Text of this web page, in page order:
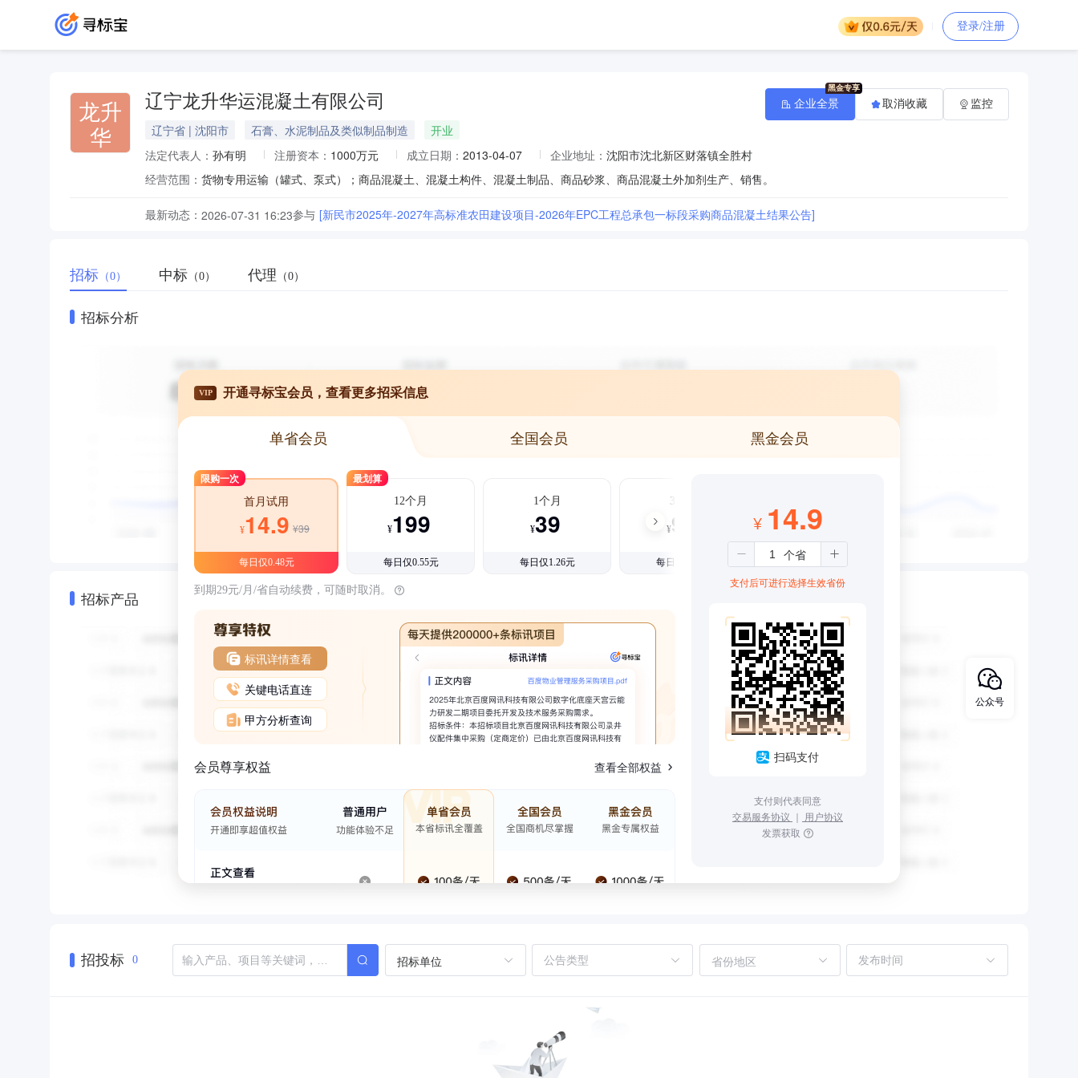
登录/注册
龙升
华
辽宁龙升华运混凝土有限公司
辽宁省 | 沈阳市 石膏、水泥制品及类似制品制造
开业
法定代表人： 孙有明 注册资本： 1000万元 成立日期： 2013-04-07 企业地址： 沈阳市沈北新区财落镇全胜村
经营范围： 货物专用运输（罐式、泵式）；商品混凝土、混凝土构件、混凝土制品、商品砂浆、商品混凝土外加剂生产、销售。
最新动态： 2026-07-31 16:23参与 [新民市2025年-2027年高标准农田建设项目-2026年EPC工程总承包一标段采购商品混凝土结果公告]
企业全景 取消收藏 监控
招标 （0） 中标 （0） 代理 （0）
招标分析
招标产品
VIP 开通寻标宝会员，查看更多招采信息
单省会员 全国会员 黑金会员
限购一次
首月试用
¥14.9 ¥39
每日仅0.48元
最划算
12个月
¥199
每日仅0.55元
1个月
¥39
每日仅1.26元
3个月
¥99
每日仅1.08元
到期29元/月/省自动续费，可随时取消。
标讯详情查看
关键电话直连
甲方分析查询
会员尊享权益 查看全部权益
¥ 14.9
支付后可进行选择生效省份
扫码支付
支付则代表同意
交易服务协议 ｜ 用户协议
发票获取
招投标 0 招标单位 省份地区
公众号